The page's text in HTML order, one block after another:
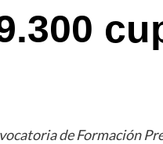
de Formación